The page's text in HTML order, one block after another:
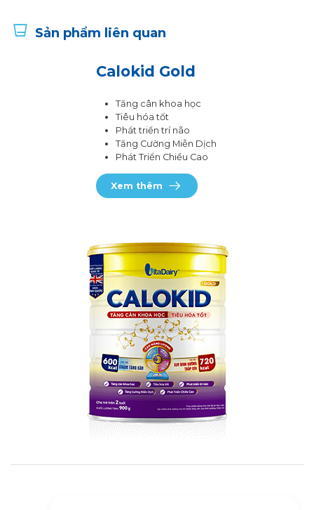
Sản phẩm liên quan
Calokid Gold
Tăng cân khoa học
Tiêu hóa tốt
Phát triển trí não
Tăng Cường Miễn Dịch
Phát Triển Chiều Cao
Xem thêm